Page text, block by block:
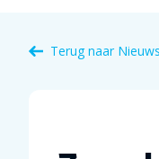
Terug naar Nieuws